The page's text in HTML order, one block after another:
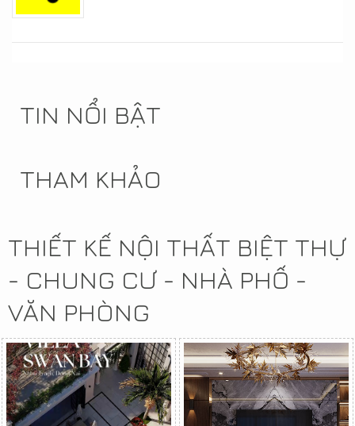
TIN NỔI BẬT
THAM KHẢO
THIẾT KẾ NỘI THẤT BIỆT THỰ
- CHUNG CƯ - NHÀ PHỐ -
VĂN PHÒNG